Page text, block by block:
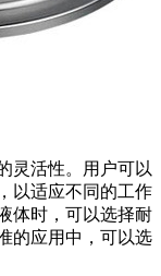
灵活性。用户可以
以适应不同的工作
体时，可以选择耐
的应用中，可以选